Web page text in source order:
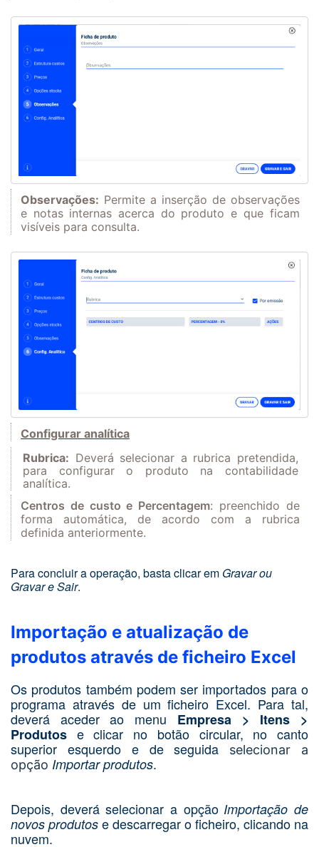
Observações: Permite a inserção de observações
e notas internas acerca do produto e que ficam
visíveis para consulta.
Configurar analítica
Rubrica: Deverá selecionar a rubrica pretendida,
para configurar o produto na contabilidade
analítica.
Centros de custo e Percentagem: preenchido de
forma automática, de acordo com a rubrica
definida anteriormente.
Para concluir a operação, basta clicar em Gravar ou
Gravar e Sair.
Importação e atualização de
produtos através de ficheiro Excel
Os produtos também podem ser importados para o
programa através de um ficheiro Excel. Para tal,
deverá aceder ao menu Empresa > Itens >
Produtos e clicar no botão circular, no canto
superior esquerdo e de seguida
selecionar a
opção Importar produtos.
Depois, deverá selecionar a opção Importação de
novos produtos e descarregar o ficheiro, clicando na
nuvem.